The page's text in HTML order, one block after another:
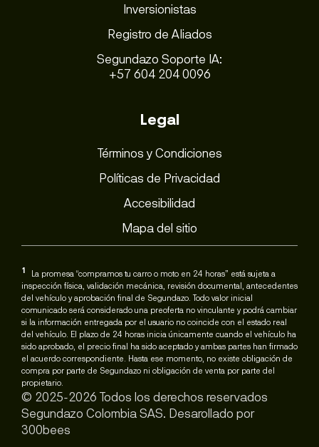
Inversionistas
Registro de Aliados
Segundazo Soporte IA:
+57 604 204 0096
Legal
Términos y Condiciones
Políticas de Privacidad
Accesibilidad
Mapa del sitio
1
La promesa “compramos tu carro o moto en 24 horas” está sujeta a
inspección física, validación mecánica, revisión documental, antecedentes
del vehículo y aprobación final de Segundazo. Todo valor inicial
comunicado será considerado una preoferta no vinculante y podrá cambiar
si la información entregada por el usuario no coincide con el estado real
del vehículo. El plazo de 24 horas inicia únicamente cuando el vehículo ha
sido aprobado, el precio final ha sido aceptado y ambas partes han firmado
el acuerdo correspondiente. Hasta ese momento, no existe obligación de
compra por parte de Segundazo ni obligación de venta por parte del
propietario.
© 2025-2026 Todos los derechos reservados
Segundazo Colombia SAS. Desarollado por
300bees